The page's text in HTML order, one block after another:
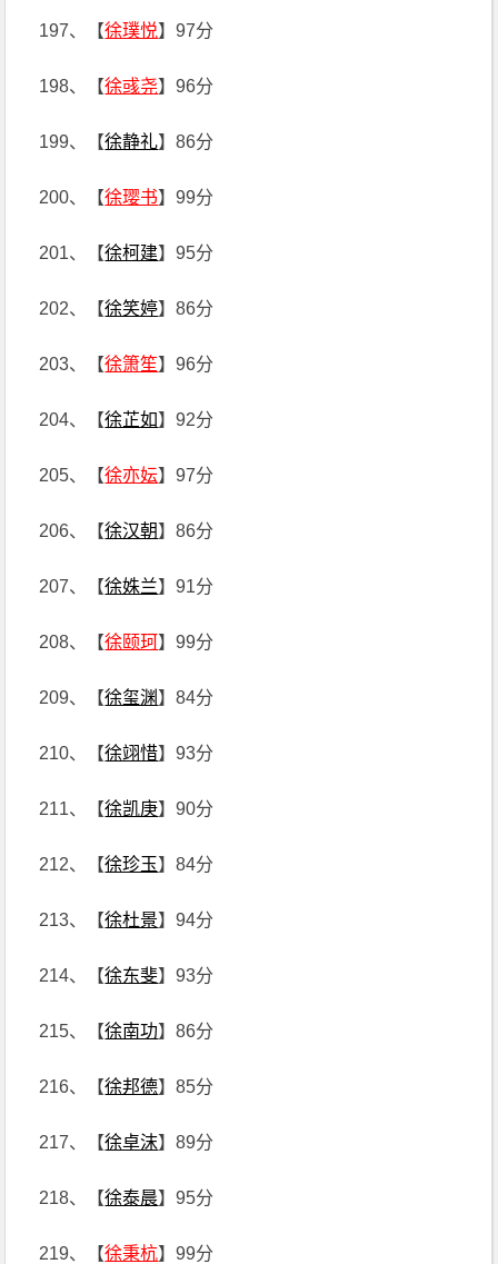
197、【徐璞悦】97分
198、【徐彧尧】96分
199、【徐静礼】86分
200、【徐璎书】99分
201、【徐柯建】95分
202、【徐笑婷】86分
203、【徐箫笙】96分
204、【徐芷如】92分
205、【徐亦妘】97分
206、【徐汉朝】86分
207、【徐姝兰】91分
208、【徐颐珂】99分
209、【徐玺渊】84分
210、【徐翊惜】93分
211、【徐凯庚】90分
212、【徐珍玉】84分
213、【徐杜景】94分
214、【徐东斐】93分
215、【徐南功】86分
216、【徐邦德】85分
217、【徐卓沫】89分
218、【徐泰晨】95分
219、【徐秉杭】99分